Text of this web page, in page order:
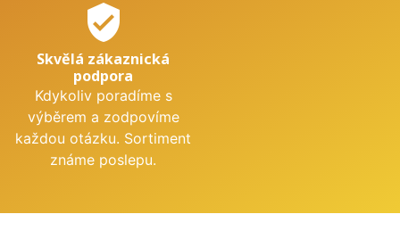
verified_user
Skvělá zákaznická
podpora
Kdykoliv poradíme s
výběrem a zodpovíme
každou otázku. Sortiment
známe poslepu.